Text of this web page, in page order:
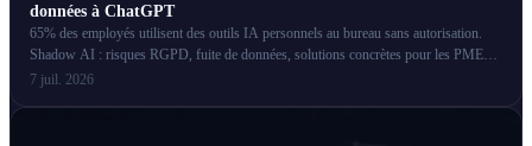
données à ChatGPT
65% des employés utilisent des outils IA personnels au bureau sans autorisation.
Shadow AI : risques RGPD, fuite de données, solutions concrètes pour les PME
françaises.
7 juil. 2026